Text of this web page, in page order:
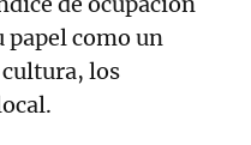
papel como un
cultura, los